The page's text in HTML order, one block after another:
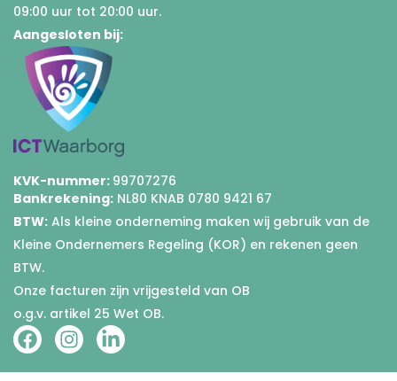
09:00 uur tot 20:00 uur.
Aangesloten bij:
KVK-nummer: 99707276
Bankrekening: NL80 KNAB 0780 9421 67
BTW: Als kleine onderneming maken wij gebruik van de
Kleine Ondernemers Regeling (KOR) en rekenen geen
BTW.
Onze facturen zijn vrijgesteld van OB
o.g.v. artikel 25 Wet OB.